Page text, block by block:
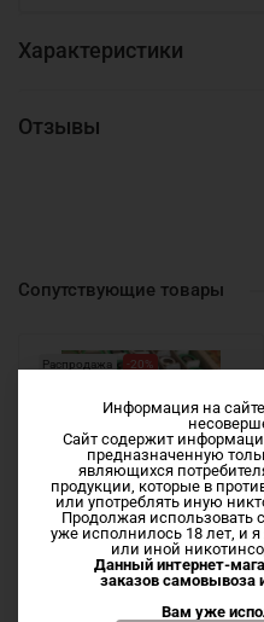
Характеристики
Отзывы
Сопутствующие товары
Распродажа -20%
Аккумулятор LG HG2 3000
Информация на
Сайт содержит
предназначенную
являющихся
продукции, которые в
или употреблять иную
Продолжая использовать
уже исполнилось 18 лет, и
или иной
Данный интернет-
заказов самовывоза
Вам уже